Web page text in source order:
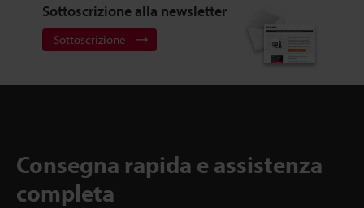
Sottoscrizione alla newsletter
Sottoscrizione
Consegna rapida e assistenza
completa